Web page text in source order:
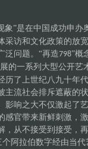
象”是在中国成功申办
采访和文化政策的放
泛问题。“再造798”概
的一系列大型公开艺
历了上世纪八九十年
主流社会排斥遮蔽的
影响之大不仅激起了
感官带来新鲜刺激，
，从不接受到接受，
个阿拉伯数字经由当